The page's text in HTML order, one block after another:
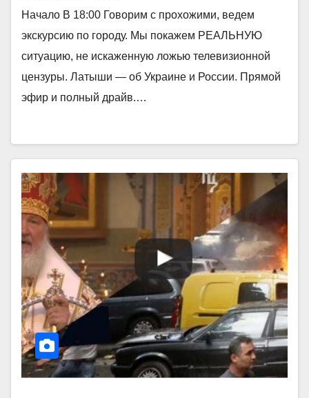
Начало В 18:00 Говорим с прохожими, ведем
экскурсию по городу. Мы покажем РЕАЛЬНУЮ
ситуацию, не искаженную ложью телевизионной
цензуры. Латыши — об Украине и России. Прямой
эфир и полный драйв.…